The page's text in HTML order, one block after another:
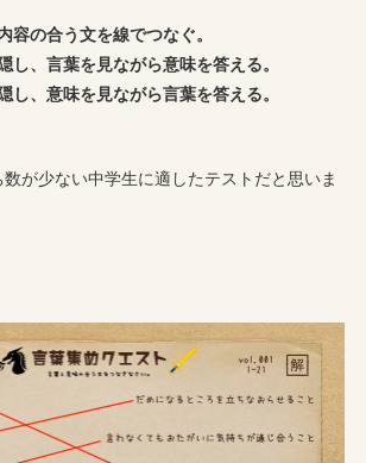
容の合う文を線でつなぐ。
し、言葉を見ながら意味を答える。
し、意味を見ながら言葉を答える。
が少ない中学生に適したテストだと思いま